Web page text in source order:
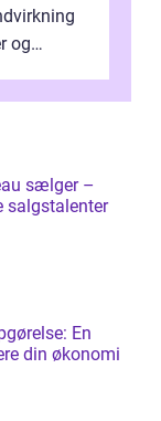
og
sælger –
salgstalenter
En
din økonomi